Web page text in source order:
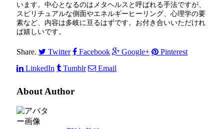
います。中心となるのはメタヘルスと呼ばれる手法ですが、
スピリチュアルな側面やエネルギーヒーリング、心理学の要
素など、内容は多岐に亘るはずです。お付き合いいただけれ
ば嬉しいです。
Share. Twitter Facebook Google+
Pinterest
LinkedIn
Tumblr Email
About Author